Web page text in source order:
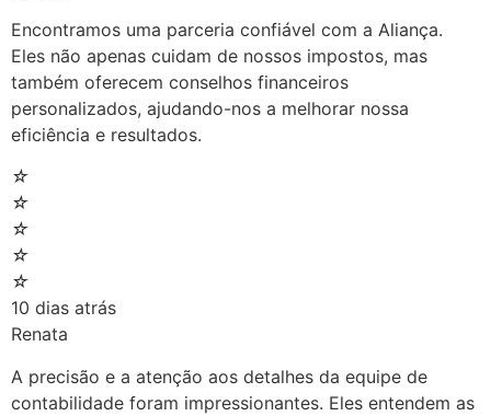
Encontramos uma parceria confiável com a Aliança.
Eles não apenas cuidam de nossos impostos, mas
também oferecem conselhos financeiros
personalizados, ajudando-nos a melhorar nossa
eficiência e resultados.
☆
☆
☆
☆
☆
10 dias atrás
Renata
A precisão e a atenção aos detalhes da equipe de
contabilidade foram impressionantes. Eles entendem as